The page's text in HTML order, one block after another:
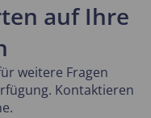
auf Ihre
weitere Fragen
Kontaktieren